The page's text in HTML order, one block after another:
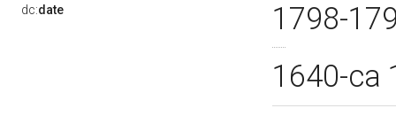
dc:date
1798-
1640-ca